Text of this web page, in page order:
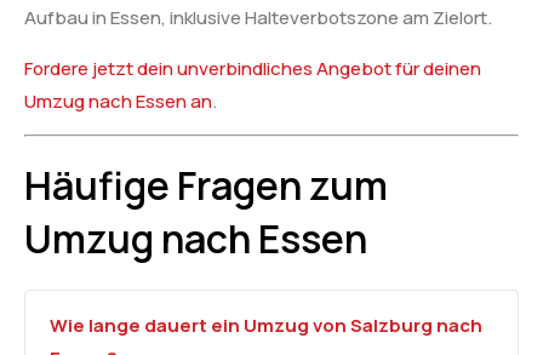
Aufbau in Essen, inklusive Halteverbotszone am Zielort.
Fordere jetzt dein unverbindliches Angebot für deinen
Umzug nach Essen an.
Häufige Fragen zum
Umzug nach Essen
Wie lange dauert ein Umzug von Salzburg nach